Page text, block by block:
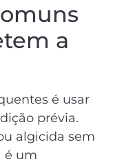
a
é usar
prévia.
algicida sem
é um